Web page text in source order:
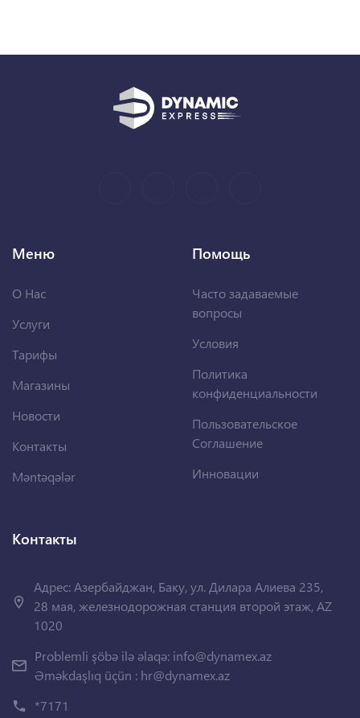
Меню
О Нас
Услуги
Тарифы
Магазины
Новости
Контакты
Məntəqələr
Помощь
Часто задаваемые
вопросы
Условия
Политика
конфиденциальности
Пользовательское
Соглашение
Инновации
Контакты
Адрес: Азербайджан, Баку, ул. Дилара Алиева 235,
28 мая, железнодорожная станция второй этаж, AZ
1020
Problemli şöbə ilə əlaqə: info@dynamex.az
Əməkdaşlıq üçün : hr@dynamex.az
*7171